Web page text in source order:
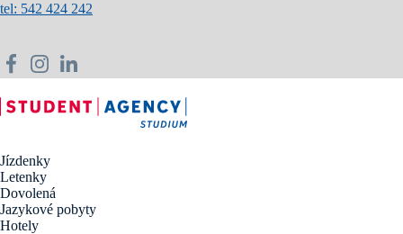
tel: 542 424 242
Jízdenky
Letenky
Dovolená
Jazykové pobyty
Hotely